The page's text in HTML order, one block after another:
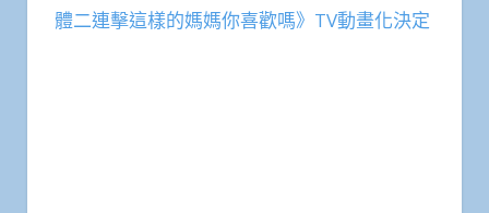
體二連擊這樣的媽媽你喜歡嗎》TV動畫化決定